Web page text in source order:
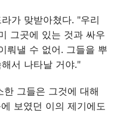
가 맞받아쳤다. "우리
그곳에 있는 것과 싸우
뤄낼 수 없어. 그들을 뿌
서 나타날 거야."
그들은 그것에 대해
보였던 이의 제기에도